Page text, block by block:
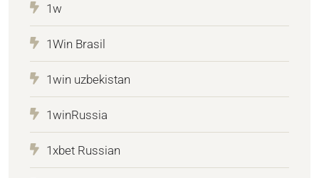
1w
1Win Brasil
1win uzbekistan
1winRussia
1xbet Russian